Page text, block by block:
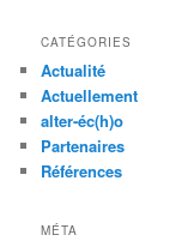
CATÉGORIES
Actualité
Actuellement
alter-éc(h)o
Partenaires
Références
MÉTA